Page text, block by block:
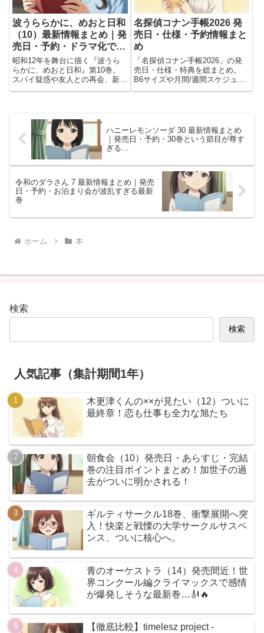
波うららかに、めおと日和
（10）最新情報まとめ｜発
売日・予約・ドラマ化で注
目の癒し系夫婦物語
昭和12年を舞台に描く『波うら
らかに、めおと日和』第10巻。
スパイ疑惑や友人との再会、新婚
夫婦それぞれの時間を通して、変
名探偵コナン手帳2026 発
売日・仕様・予約情報まと
め
「名探偵コナン手帳2026」の発
売日・仕様・特典を総まとめ。
B6サイズや月間/週間スケジュー
ル、描き下ろしや特製シールなど
ハニーレモンソーダ 30 最新情報まとめ
｜発売日・予約・30巻という節目が尊す
ぎる…
令和のダラさん 7 最新情報まとめ｜発売
日・予約・お泊まり会が波乱すぎる最新
巻
ホーム 本
検索
検索
人気記事（集計期間1年）
木更津くんの××が見たい（12）ついに
最終章！恋も仕事も全力な旭たち
朝食会（10）発売日・あらすじ・完結
巻の注目ポイントまとめ！加世子の過
去がついに明かされる！
ギルティサークル18巻、衝撃展開へ突
入！快楽と戦慄の大学サークルサスペ
ンス、ついに核心へ。
青のオーケストラ（14）発売間近！世
界コンクール編クライマックスで感情
が爆発しそうな最新巻…🎻🔥
【徹底比較】timelesz project -